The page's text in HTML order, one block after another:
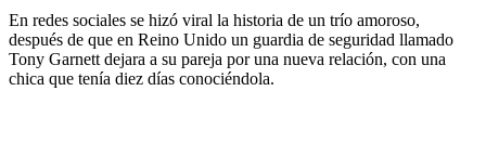
En redes sociales se hizó viral la historia de un trío amoroso,
después de que en Reino Unido un guardia de seguridad llamado
Tony Garnett dejara a su pareja por una nueva relación, con una
chica que tenía diez días conociéndola.